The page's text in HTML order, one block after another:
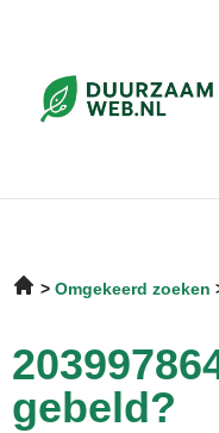
Omgekeerd zoeken
gebeld?